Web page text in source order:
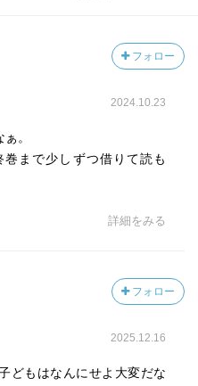
フォロー
2024.10.23
。
まで少しずつ借りて読も
詳細をみる
フォロー
2025.12.16
どもはなんにせよ大変だな